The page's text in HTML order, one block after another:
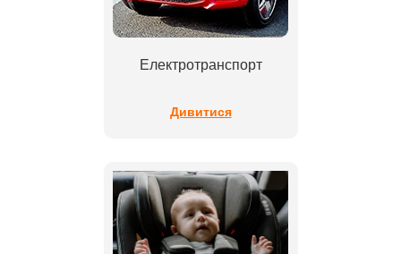
Електротранспорт
Дивитися